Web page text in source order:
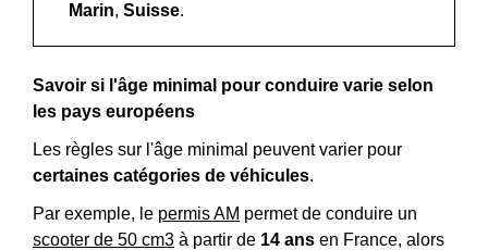
Marin, Suisse.
Savoir si l'âge minimal pour conduire varie selon
les pays européens
Les règles sur l'âge minimal peuvent varier pour
certaines catégories de véhicules.
Par exemple, le permis AM permet de conduire un
scooter de 50 cm3 à partir de 14 ans en France, alors